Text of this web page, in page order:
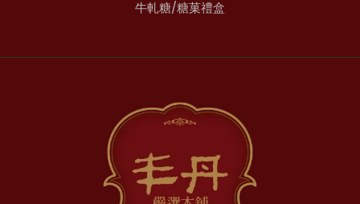
牛軋糖/糖菓禮盒